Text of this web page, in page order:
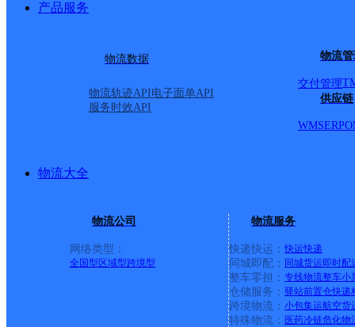
产品服务
物流数据
物流轨迹API电子面单API
服务时效API
物流
交付管理
供应链
WMSERP
物流大全
物流公司
网络类型：
全国型 区域型跨境型
物流服务
快递快运： 快运快递
同城即配： 同城货运即时配
整车零担： 专线物流整车小
仓储服务： 驿站前置仓快递
跨境物流： 小包集运航空货
特殊物流： 医药冷链危化物